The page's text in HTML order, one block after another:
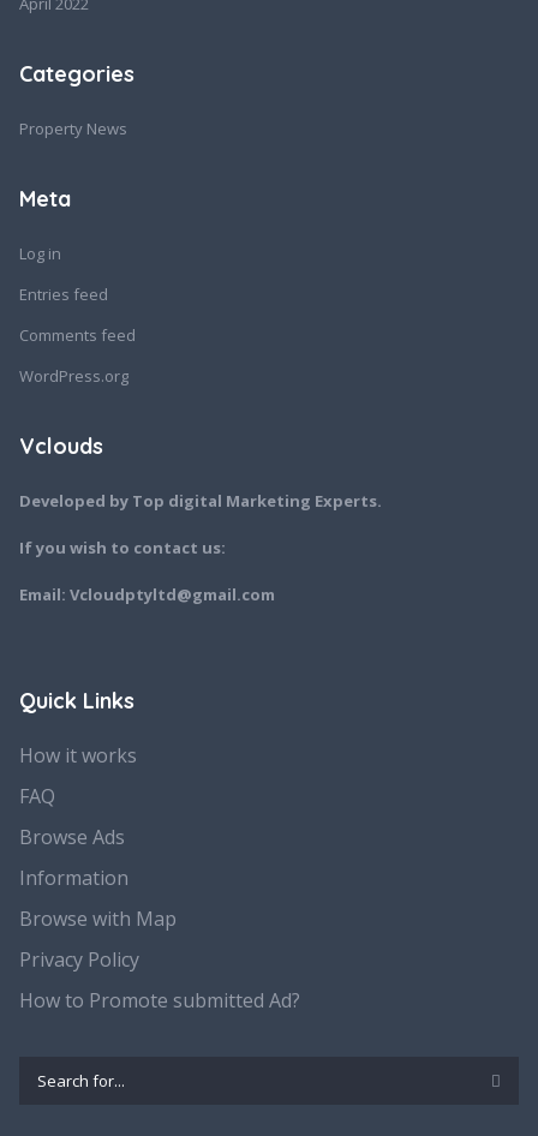
Categories
Property News
Meta
Log in
Entries feed
Comments feed
WordPress.org
Vclouds
Developed by Top digital Marketing Experts.
If you wish to contact us:
Email: Vcloudptyltd@gmail.com
Quick Links
How it works
FAQ
Browse Ads
Information
Browse with Map
Privacy Policy
How to Promote submitted Ad?